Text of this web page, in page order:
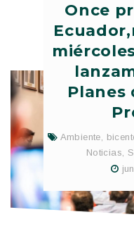
Once
Planes
Ambiente,
Noticias,